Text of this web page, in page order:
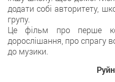
додати собі авторитету,
групу.
Це фільм про перше
дорослішання, про спрагу
до музики.